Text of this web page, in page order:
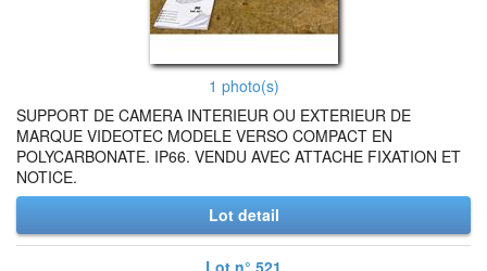
1 photo(s)
SUPPORT DE CAMERA INTERIEUR OU EXTERIEUR DE
MARQUE VIDEOTEC MODELE VERSO COMPACT EN
POLYCARBONATE. IP66. VENDU AVEC ATTACHE FIXATION ET
NOTICE.
Lot detail
Lot n° 521